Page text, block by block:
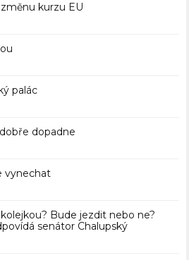
kurzu EU
palác
dopadne
vynechat
Bude jezdit nebo ne?
senátor Chalupský